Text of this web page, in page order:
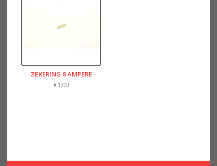
ZEKERING 8 AMPERE
€1,00